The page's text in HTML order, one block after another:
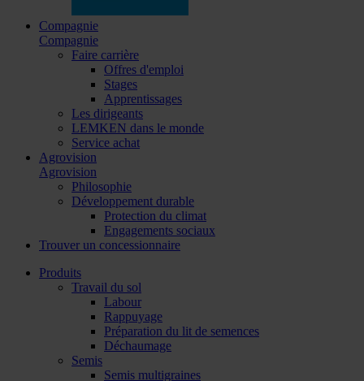
Compagnie
Compagnie
Faire carrière
Offres d'emploi
Stages
Apprentissages
Les dirigeants
LEMKEN dans le monde
Service achat
Agrovision
Agrovision
Philosophie
Développement durable
Protection du climat
Engagements sociaux
Trouver un concessionnaire
Produits
Travail du sol
Labour
Rappuyage
Préparation du lit de semences
Déchaumage
Semis
Semis multigraines